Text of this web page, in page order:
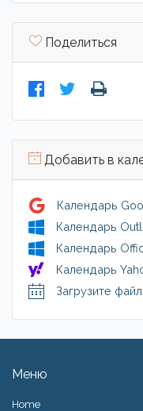
Поделиться
Добавить в
Календарь
Календарь
Календарь
Календарь
Загрузите
Меню
Home